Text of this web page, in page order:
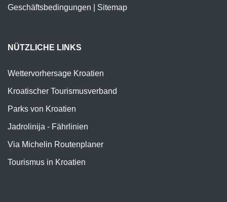
Geschäftsbedingungen
Sitemap
NÜTZLICHE LINKS
Wettervorhersage Kroatien
Kroatischer Tourismusverband
Parks von Kroatien
Jadrolinija - Fährlinien
Via Michelin Routenplaner
Tourismus in Kroatien